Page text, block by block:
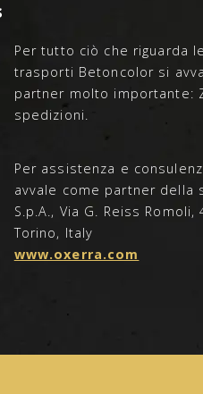
Per tutto ciò che riguarda
trasporti Betoncolor si
partner molto importante:
spedizioni.
Per assistenza e
avvale come partner della
S.p.A., Via G. Reiss Romoli,
Torino, Italy
www.oxerra.com